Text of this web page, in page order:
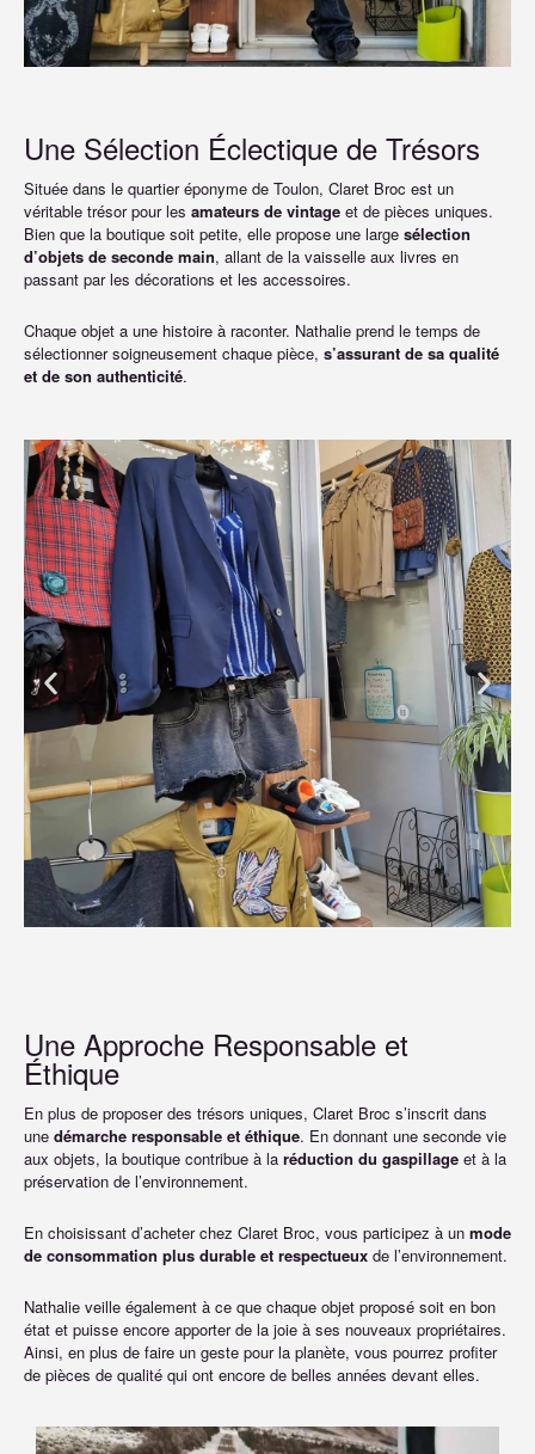
Une Sélection Éclectique de Trésors
Située dans le quartier éponyme de Toulon, Claret Broc est un
véritable trésor pour les amateurs de vintage et de pièces uniques.
Bien que la boutique soit petite, elle propose une large sélection
d’objets de seconde main, allant de la vaisselle aux livres en
passant par les décorations et les accessoires.
Chaque objet a une histoire à raconter. Nathalie prend le temps de
sélectionner soigneusement chaque pièce, s’assurant de sa qualité
et de son authenticité.
Une Approche Responsable et
Éthique
En plus de proposer des trésors uniques, Claret Broc s’inscrit dans
une démarche responsable et éthique. En donnant une seconde vie
aux objets, la boutique contribue à la réduction du gaspillage et à la
préservation de l’environnement.
En choisissant d’acheter chez Claret Broc, vous participez à un mode
de consommation plus durable et respectueux de l’environnement.
Nathalie veille également à ce que chaque objet proposé soit en bon
état et puisse encore apporter de la joie à ses nouveaux propriétaires.
Ainsi, en plus de faire un geste pour la planète, vous pourrez profiter
de pièces de qualité qui ont encore de belles années devant elles.